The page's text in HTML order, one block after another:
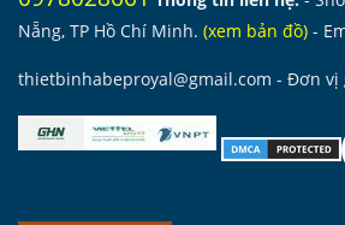
Nẵng, TP Hồ Chí Minh. (xem bản đồ) -
thietbinhabeproyal@gmail.com - Đơn vị